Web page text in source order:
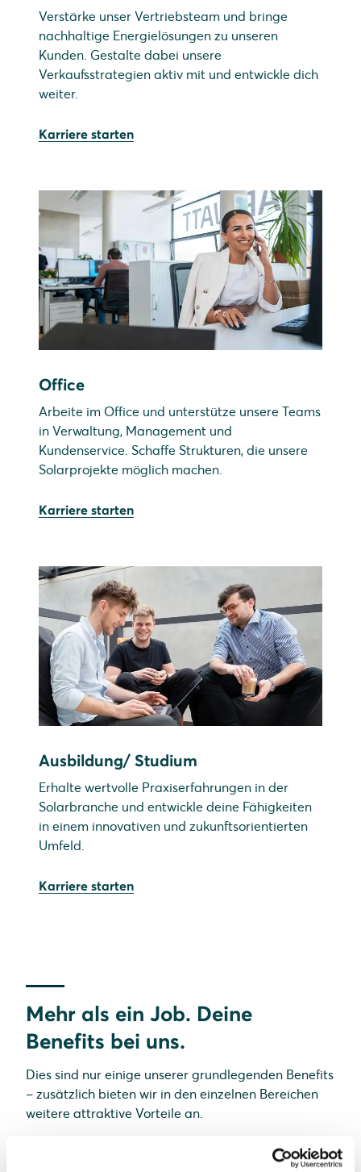
Verstärke unser Vertriebsteam und bringe
nachhaltige Energielösungen zu unseren
Kunden. Gestalte dabei unsere
Verkaufsstrategien aktiv mit und entwickle dich
weiter.
Karriere starten
Office
Arbeite im Office und unterstütze unsere Teams
in Verwaltung, Management und
Kundenservice. Schaffe Strukturen, die unsere
Solarprojekte möglich machen.
Karriere starten
Ausbildung/ Studium
Erhalte wertvolle Praxiserfahrungen in der
Solarbranche und entwickle deine Fähigkeiten
in einem innovativen und zukunftsorientierten
Umfeld.
Karriere starten
Mehr als ein Job. Deine
Benefits bei uns.
Dies sind nur einige unserer grundlegenden Benefits
– zusätzlich bieten wir in den einzelnen Bereichen
weitere attraktive Vorteile an.